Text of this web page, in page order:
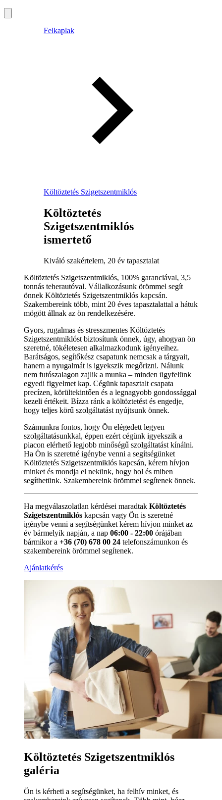
Felkaplak
Költöztetés Szigetszentmiklós
Költöztetés
Szigetszentmiklós
ismertető
Kiváló szakértelem, 20 év tapasztalat
Költöztetés Szigetszentmiklós, 100% garanciával, 3,5
tonnás teherautóval. Vállalkozásunk örömmel segít
önnek Költöztetés Szigetszentmiklós kapcsán.
Szakembereink több, mint 20 éves tapasztalattal a hátuk
mögött állnak az ön rendelkezésére.
Gyors, rugalmas és stresszmentes Költöztetés
Szigetszentmiklóst biztosítunk önnek, úgy, ahogyan ön
szeretné, tökéletesen alkalmazkodunk igényeihez.
Barátságos, segítőkész csapatunk nemcsak a tárgyait,
hanem a nyugalmát is igyekszik megőrizni. Nálunk
nem futószalagon zajlik a munka – minden ügyfelünk
egyedi figyelmet kap. Cégünk tapasztalt csapata
precízen, körültekintően és a legnagyobb gondossággal
kezeli értékeit. Bízza ránk a költöztetést és engedje,
hogy teljes körű szolgáltatást nyújtsunk önnek.
Számunkra fontos, hogy Ön elégedett legyen
szolgáltatásunkkal, éppen ezért cégünk igyekszik a
piacon elérhető legjobb minőségű szolgáltatást kínálni.
Ha Ön is szeretné igénybe venni a segítségünket
Költöztetés Szigetszentmiklós kapcsán, kérem hívjon
minket és mondja el nekünk, hogy hol és miben
segíthetünk. Szakembereink örömmel segítenek önnek.
Ha megválaszolatlan kérdései maradtak Költöztetés
Szigetszentmiklós kapcsán vagy Ön is szeretné
igénybe venni a segítségünket kérem hívjon minket az
év bármelyik napján, a nap 06:00 - 22:00 órájában
bármikor a +36 (70) 678 00 24 telefonszámunkon és
szakembereink örömmel segítenek.
Ajánlatkérés
Költöztetés Szigetszentmiklós
galéria
Ön is kérheti a segítségünket, ha felhív minket, és